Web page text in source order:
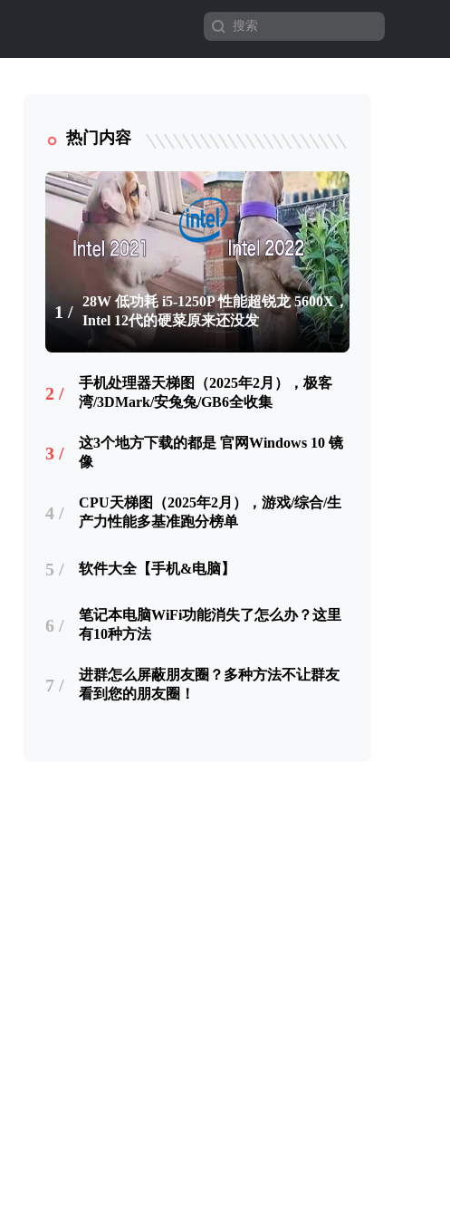
热门内容
1 /
28W 低功耗 i5-1250P 性能超锐龙 5600X，
Intel 12代的硬菜原来还没发
2 /
手机处理器天梯图（2025年2月），极客
湾/3DMark/安兔兔/GB6全收集
3 /
这3个地方下载的都是 官网Windows 10 镜
像
4 /
CPU天梯图（2025年2月），游戏/综合/生
产力性能多基准跑分榜单
5 / 软件大全【手机&电脑】
6 /
笔记本电脑WiFi功能消失了怎么办？这里
有10种方法
7 /
进群怎么屏蔽朋友圈？多种方法不让群友
看到您的朋友圈！